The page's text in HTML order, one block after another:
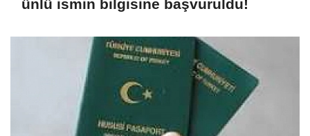
ünlü ismin bilgisine başvuruldu!